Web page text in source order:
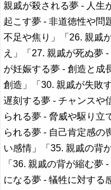
親戚が殺される夢 - 人生
起こす夢 - 非道徳性や問
不足や焦り」「26. 親戚
え」「27. 親戚が死ぬ夢
が妊娠する夢 - 創造と成
創造」「30. 親戚が失敗
遅刻する夢 - チャンスや
られる夢 - 脅威や駆り立
られる夢 - 自己肯定感の
い感情」「35. 親戚の背
「36. 親戚の背が縮む夢
になる夢 - 犠牲に対する